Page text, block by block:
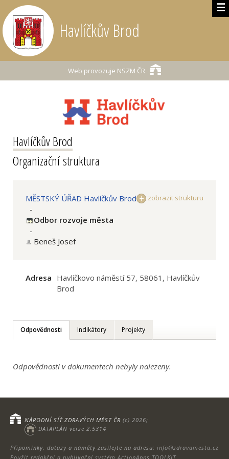
☰
Havlíčkův Brod
Web provozuje NSZM ČR
Havlíčkův Brod
Organizační struktura
zobrazit strukturu
MĚSTSKÝ ÚŘAD Havlíčkův Brod
-
Odbor rozvoje města
-
Beneš Josef
Adresa Havlíčkovo náměstí 57, 58061, Havlíčkův
Brod
Odpovědnosti Indikátory Projekty
Odpovědnosti v dokumentech nebyly nalezeny.
Připomínky, dotazy a náměty zasílejte na adresu: info@zdravamesta.cz
Použit redakční a publikační systém ActionApps TOOLKIT
NÁRODNÍ SÍŤ ZDRAVÝCH MĚST ČR (c) 2026;
DATAPLÁN verze 2.5314